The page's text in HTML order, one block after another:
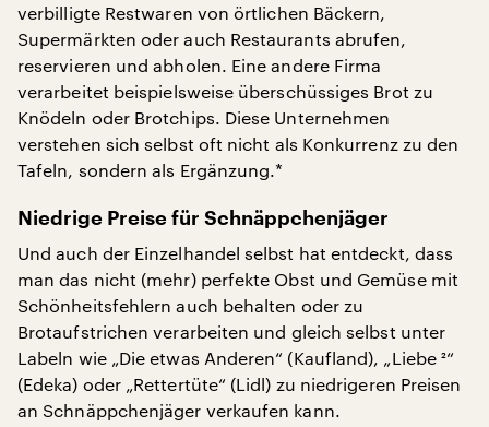
verbilligte Restwaren von örtlichen Bäckern,
Supermärkten oder auch Restaurants abrufen,
reservieren und abholen. Eine andere Firma
verarbeitet beispielsweise überschüssiges Brot zu
Knödeln oder Brotchips. Diese Unternehmen
verstehen sich selbst oft nicht als Konkurrenz zu den
Tafeln, sondern als Ergänzung.*
Niedrige Preise für Schnäppchenjäger
Und auch der Einzelhandel selbst hat entdeckt, dass
man das nicht (mehr) perfekte Obst und Gemüse mit
Schönheitsfehlern auch behalten oder zu
Brotaufstrichen verarbeiten und gleich selbst unter
Labeln wie „Die etwas Anderen“ (Kaufland), „Liebe ²“
(Edeka) oder „Rettertüte“ (Lidl) zu niedrigeren Preisen
an Schnäppchenjäger verkaufen kann.